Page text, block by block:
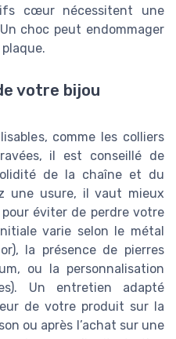
cœur nécessitent une
choc peut endommager
votre bijou
comme les colliers
il est conseillé de
de la chaîne et du
une usure, il vaut mieux
éviter de perdre votre
varie selon le métal
la présence de pierres
ou la personnalisation
Un entretien adapté
de votre produit sur la
ou après l’achat sur une